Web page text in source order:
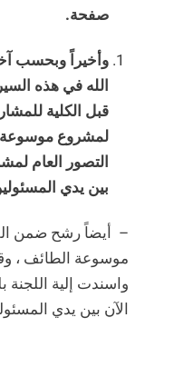
صفحة.
وأخيراً وبحسب
الله في هذه
قبل الكلية
لمشروع موسوعة
التصور العام
بين يدي
– أيضاً رشح ضمن
موسوعة الطائف ،
واسندت إلية اللجنة
الآن بين يدي